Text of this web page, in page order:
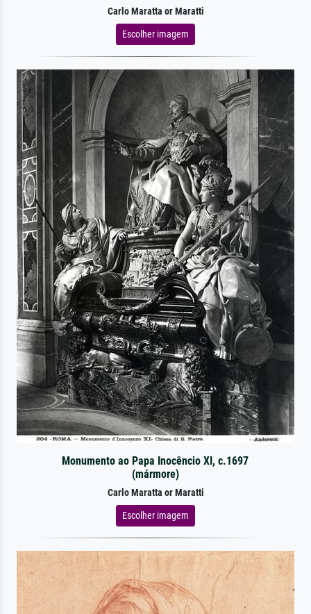
Carlo Maratta or Maratti
Escolher imagem
Monumento ao Papa Inocêncio XI, c.1697
(mármore)
Carlo Maratta or Maratti
Escolher imagem